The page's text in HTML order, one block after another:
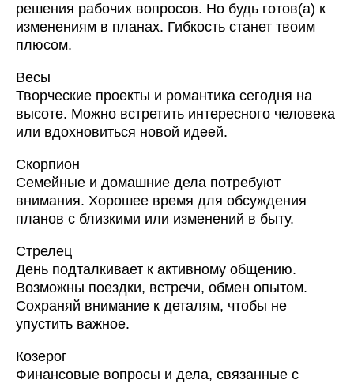
решения рабочих вопросов. Но будь готов(а) к
изменениям в планах. Гибкость станет твоим
плюсом.
Весы
Творческие проекты и романтика сегодня на
высоте. Можно встретить интересного человека
или вдохновиться новой идеей.
Скорпион
Семейные и домашние дела потребуют
внимания. Хорошее время для обсуждения
планов с близкими или изменений в быту.
Стрелец
День подталкивает к активному общению.
Возможны поездки, встречи, обмен опытом.
Сохраняй внимание к деталям, чтобы не
упустить важное.
Козерог
Финансовые вопросы и дела, связанные с